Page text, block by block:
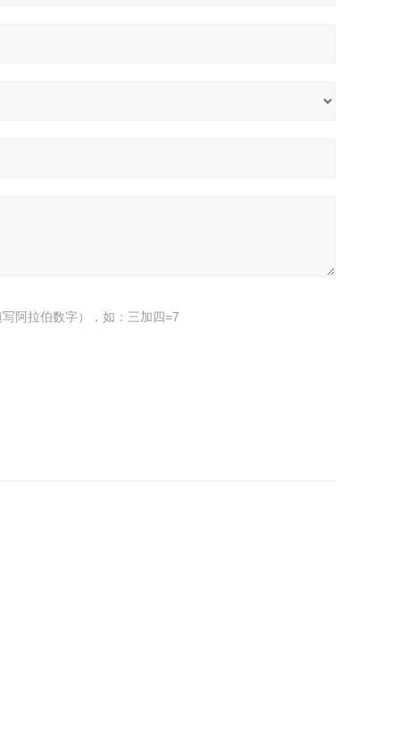
阿拉伯数字），如：三加四=7